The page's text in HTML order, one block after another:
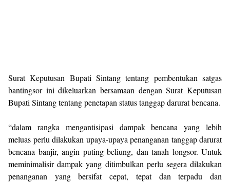
Surat Keputusan Bupati Sintang tentang pembentukan satgas
bantingsor ini dikeluarkan bersamaan dengan Surat Keputusan
Bupati Sintang tentang penetapan status tanggap darurat bencana.
“dalam rangka mengantisipasi dampak bencana yang lebih
meluas perlu dilakukan upaya-upaya penanganan tanggap darurat
bencana banjir, angin puting beliung, dan tanah longsor. Untuk
meminimalisir dampak yang ditimbulkan perlu segera dilakukan
penanganan yang bersifat cepat, tepat dan terpadu dan